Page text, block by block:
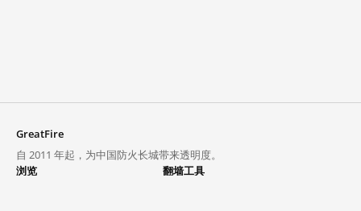
GreatFire
自 2011 年起，为中国防火长城带来透明度。
浏览
翻墙工具